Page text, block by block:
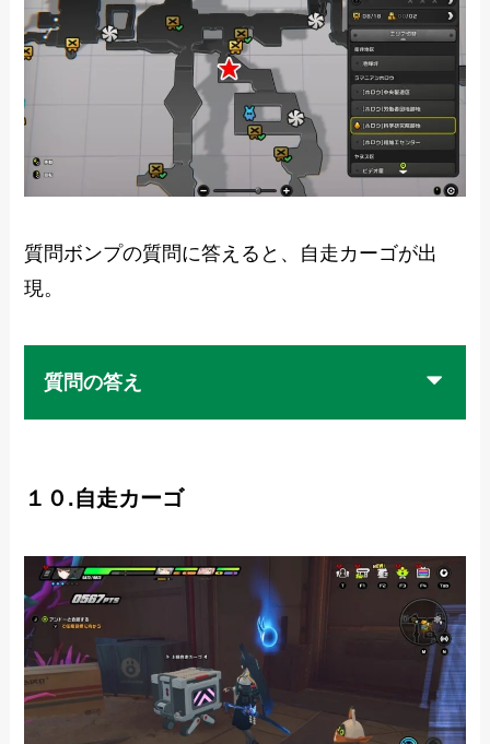
質問ボンプの質問に答えると、自走カーゴが出
現。
質問の答え
１０.自走カーゴ